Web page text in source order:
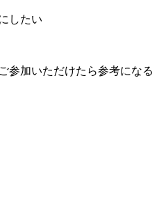
したい
参加いただけたら参考になる